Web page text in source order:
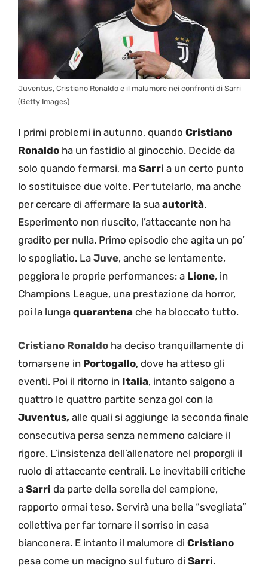
Juventus, Cristiano Ronaldo e il malumore nei confronti di Sarri
(Getty Images)
I primi problemi in autunno, quando Cristiano
Ronaldo ha un fastidio al ginocchio. Decide da
solo quando fermarsi, ma Sarri a un certo punto
lo sostituisce due volte. Per tutelarlo, ma anche
per cercare di affermare la sua autorità.
Esperimento non riuscito, l’attaccante non ha
gradito per nulla. Primo episodio che agita un po’
lo spogliatio. La Juve, anche se lentamente,
peggiora le proprie performances: a Lione, in
Champions League, una prestazione da horror,
poi la lunga quarantena che ha bloccato tutto.
Cristiano Ronaldo ha deciso tranquillamente di
tornarsene in Portogallo, dove ha atteso gli
eventi. Poi il ritorno in Italia, intanto salgono a
quattro le quattro partite senza gol con la
Juventus, alle quali si aggiunge la seconda finale
consecutiva persa senza nemmeno calciare il
rigore. L’insistenza dell’allenatore nel proporgli il
ruolo di attaccante centrali. Le inevitabili critiche
a Sarri da parte della sorella del campione,
rapporto ormai teso. Servirà una bella “svegliata”
collettiva per far tornare il sorriso in casa
bianconera. E intanto il malumore di Cristiano
pesa come un macigno sul futuro di Sarri.